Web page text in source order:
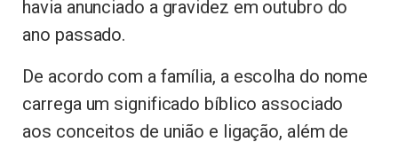
havia anunciado a gravidez em outubro do
ano passado.
De acordo com a família, a escolha do nome
carrega um significado bíblico associado
aos conceitos de união e ligação, além de